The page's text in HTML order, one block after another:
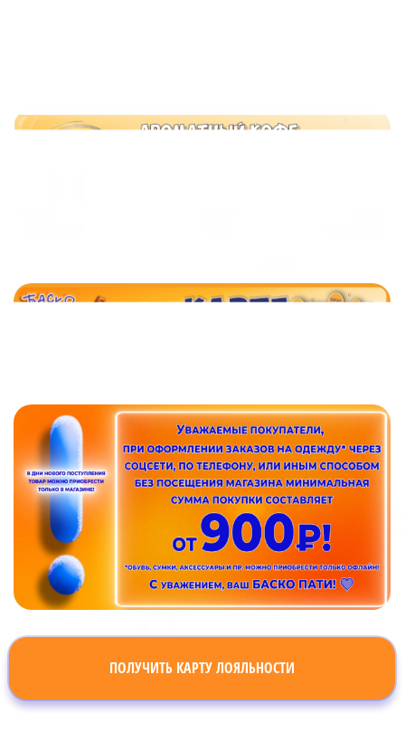
ПОЛУЧИТЬ КАРТУ ЛОЯЛЬНОСТИ